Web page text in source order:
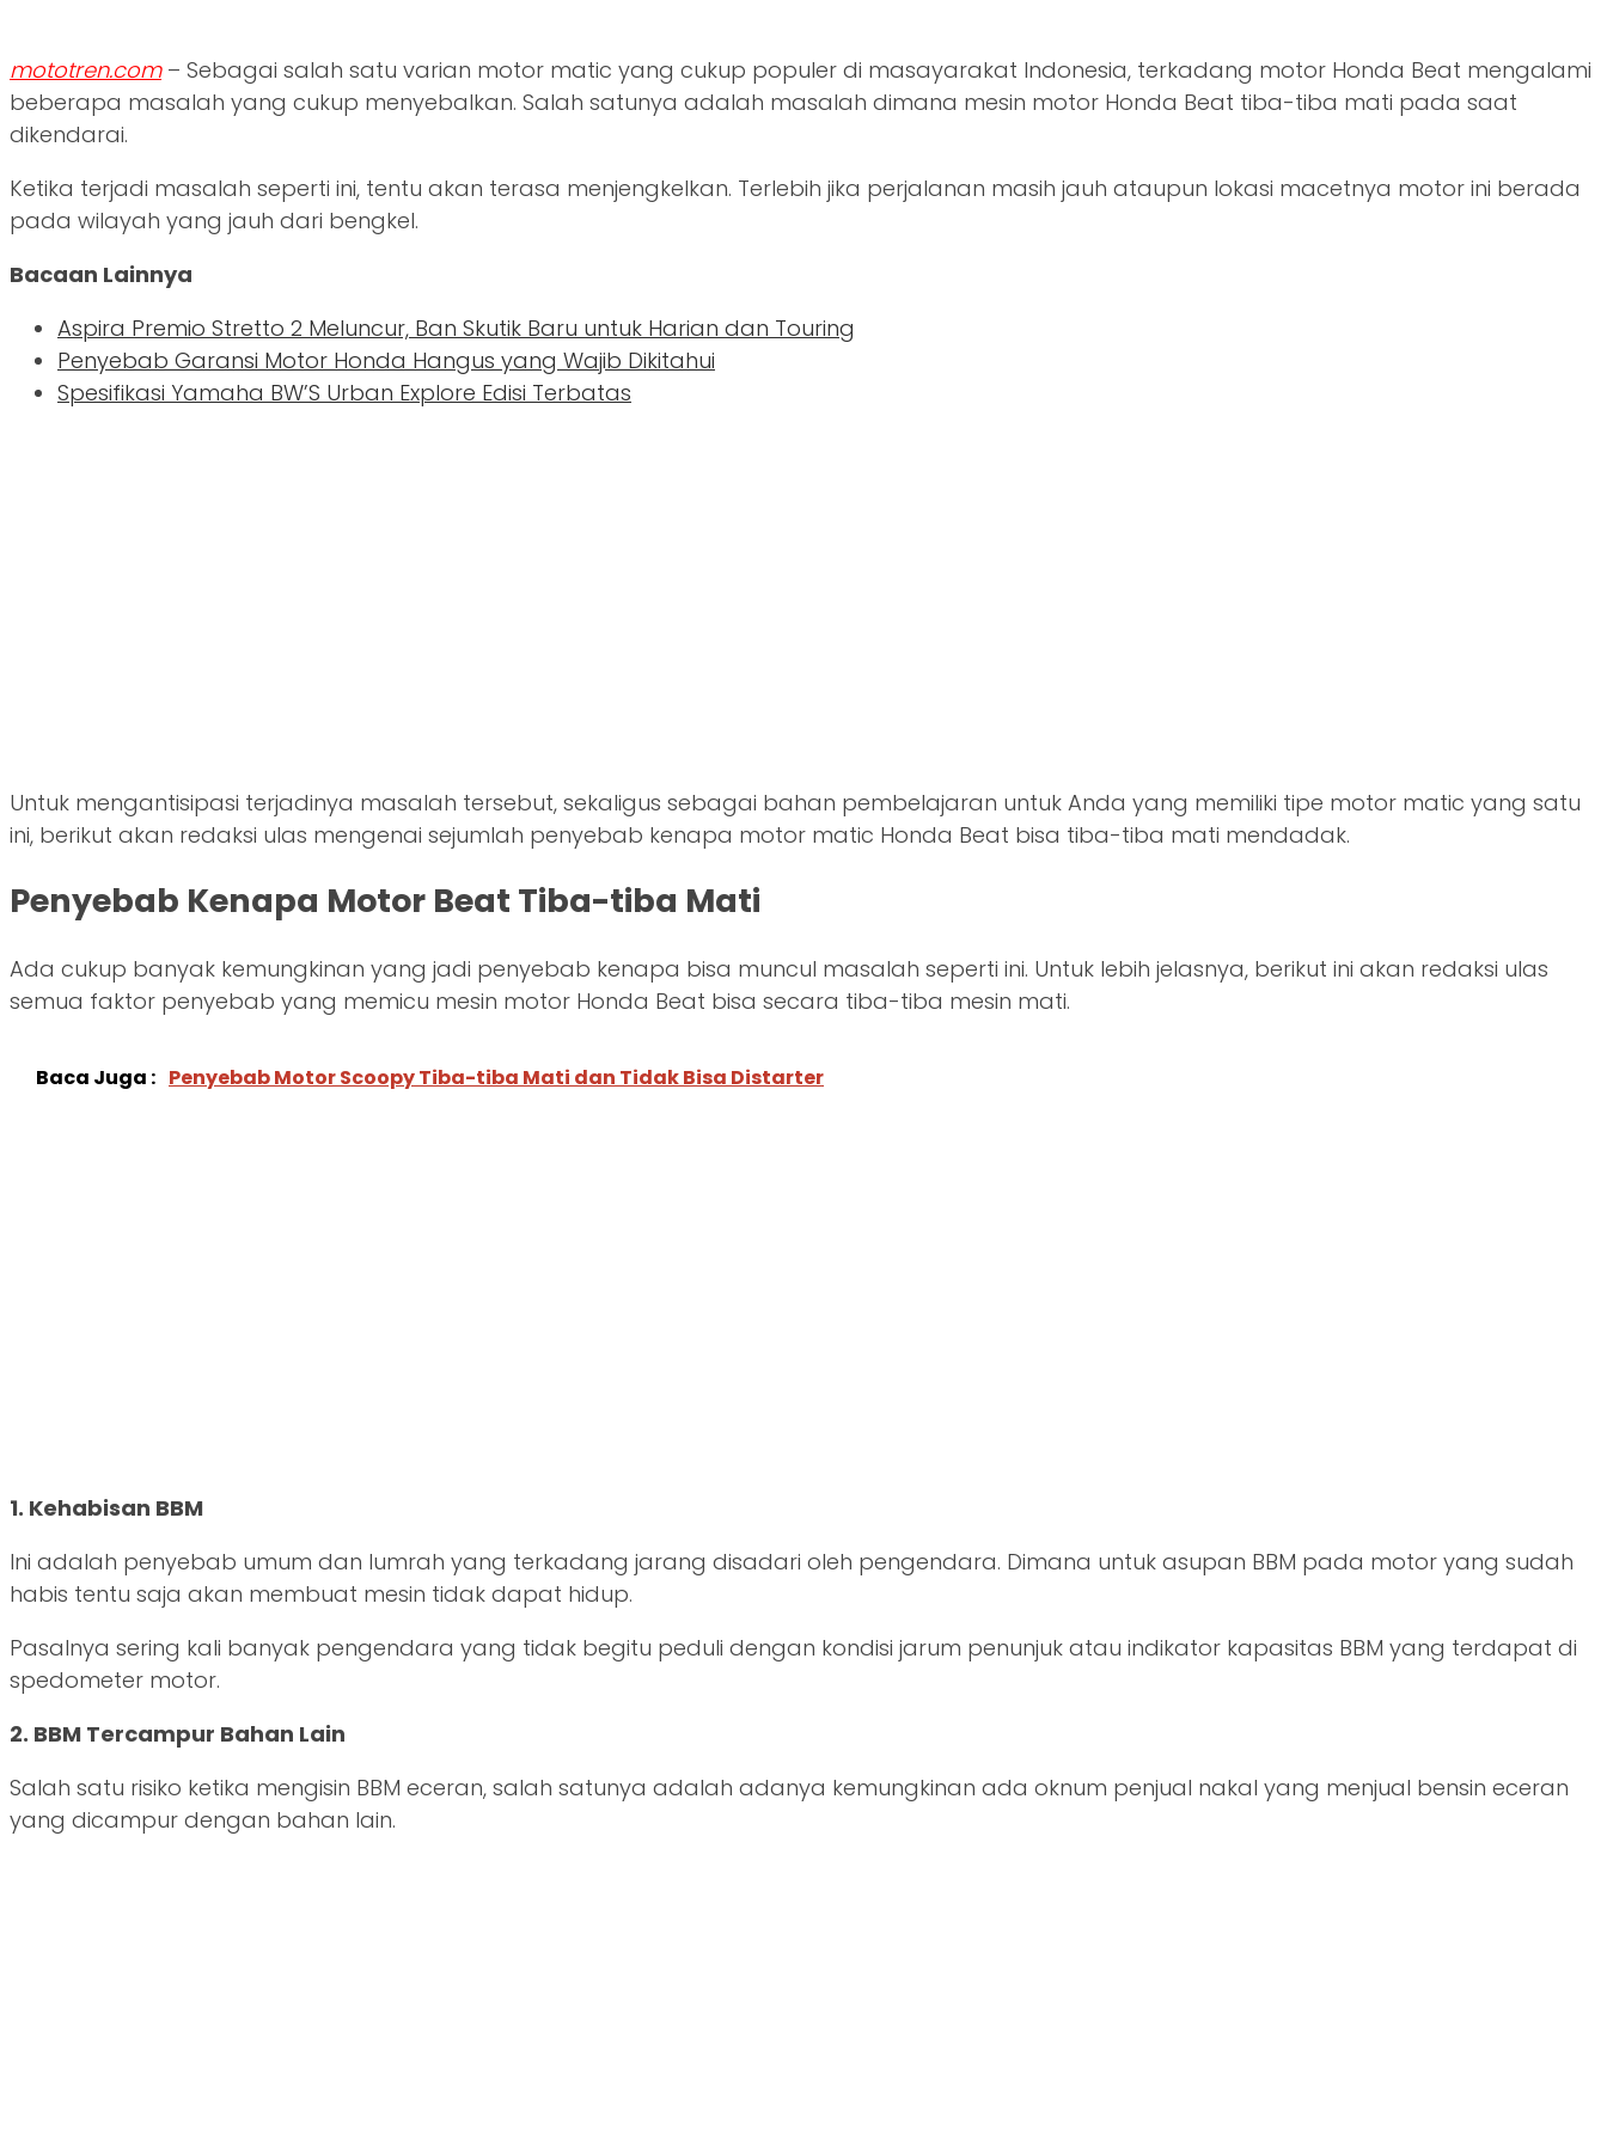
mototren.com– Sebagai salah satu varian motor matic yang cukup populer di masayarakat Indonesia, terkadang motor Honda Beat mengalami
beberapa masalah yang cukup menyebalkan. Salah satunya adalah masalah dimana mesin motor Honda Beat tiba-tiba mati pada saat
dikendarai.
Ketika terjadi masalah seperti ini, tentu akan terasa menjengkelkan. Terlebih jika perjalanan masih jauh ataupun lokasi macetnya motor ini berada
pada wilayah yang jauh dari bengkel.
Bacaan Lainnya
Aspira Premio Stretto 2 Meluncur, Ban Skutik Baru untuk Harian dan Touring
Penyebab Garansi Motor Honda Hangus yang Wajib Dikitahui
Spesifikasi Yamaha BW’S Urban Explore Edisi Terbatas
Untuk mengantisipasi terjadinya masalah tersebut, sekaligus sebagai bahan pembelajaran untuk Anda yang memiliki tipe motor matic yang satu
ini, berikut akan redaksi ulas mengenai sejumlah penyebab kenapa motor matic Honda Beat bisa tiba-tiba mati mendadak.
Penyebab Kenapa Motor Beat Tiba-tiba Mati
Ada cukup banyak kemungkinan yang jadi penyebab kenapa bisa muncul masalah seperti ini. Untuk lebih jelasnya, berikut ini akan redaksi ulas
semua faktor penyebab yang memicu mesin motor Honda Beat bisa secara tiba-tiba mesin mati.
Baca Juga : Penyebab Motor Scoopy Tiba-tiba Mati dan Tidak Bisa Distarter
1. Kehabisan BBM
Ini adalah penyebab umum dan lumrah yang terkadang jarang disadari oleh pengendara. Dimana untuk asupan BBM pada motor yang sudah
habis tentu saja akan membuat mesin tidak dapat hidup.
Pasalnya sering kali banyak pengendara yang tidak begitu peduli dengan kondisi jarum penunjuk atau indikator kapasitas BBM yang terdapat di
spedometer motor.
2. BBM Tercampur Bahan Lain
Salah satu risiko ketika mengisin BBM eceran, salah satunya adalah adanya kemungkinan ada oknum penjual nakal yang menjual bensin eceran
yang dicampur dengan bahan lain.